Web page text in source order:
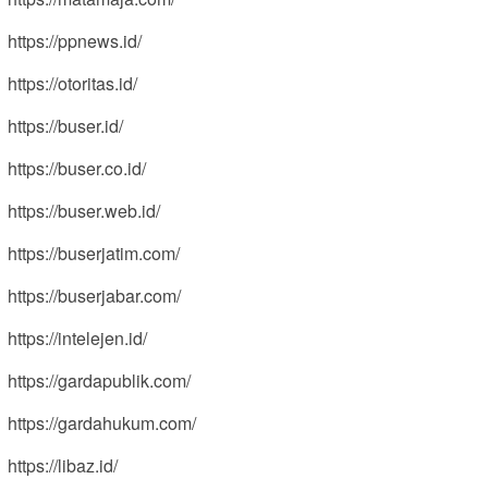
https://ppnews.id/
https://otoritas.id/
https://buser.id/
https://buser.co.id/
https://buser.web.id/
https://buserjatim.com/
https://buserjabar.com/
https://intelejen.id/
https://gardapublik.com/
https://gardahukum.com/
https://libaz.id/